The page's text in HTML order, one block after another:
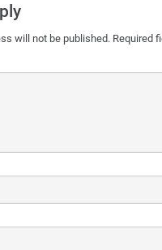
will not be published. Required